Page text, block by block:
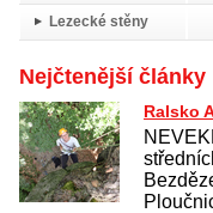
Lezecké stěny
Nejčtenější články
Ralsko